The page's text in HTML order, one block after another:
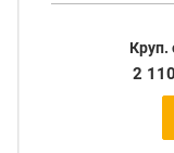
Круп.
2